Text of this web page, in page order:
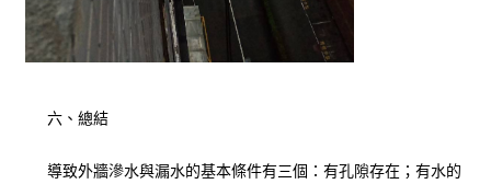
六、總結
導致外牆滲水與漏水的基本條件有三個：有孔隙存在；有水的